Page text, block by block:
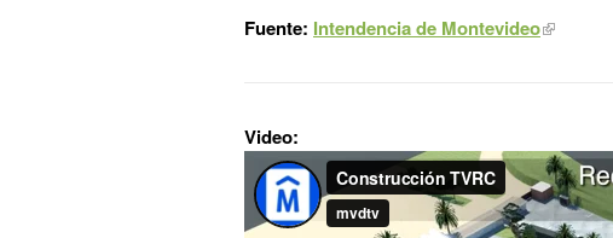
Fuente: Intendencia de Montevideo
Video: